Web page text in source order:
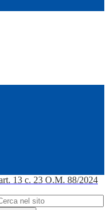
13 c. 23 O.M. 88/2024